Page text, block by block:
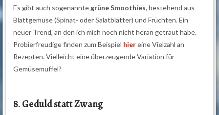
Es gibt auch sogenannte grüne Smoothies, bestehend aus
Blattgemüse (Spinat- oder Salatblätter) und Früchten. Ein
neuer Trend, an den ich mich noch nicht heran getraut habe.
Probierfreudige finden zum Beispiel hiereine Vielzahl an
Rezepten. Vielleicht eine überzeugende Variation für
Gemüsemuffel?
8. Geduld statt Zwang